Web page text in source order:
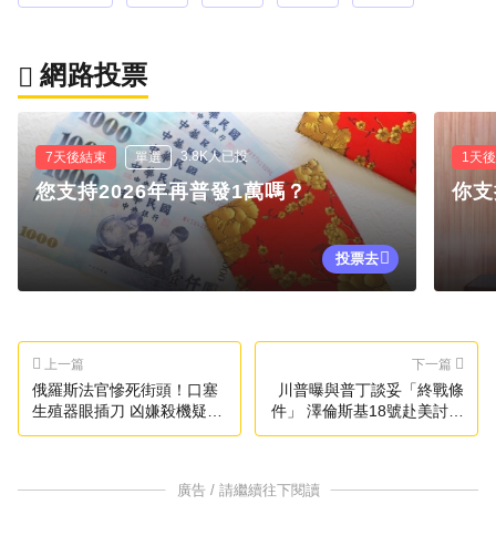
網路投票
7天後結束 單選 3.8K人已投
您支持2026年再普發1萬嗎？
投票去
1天
你
上一篇
俄羅斯法官慘死街頭！口塞
生殖器眼插刀 凶嫌殺機疑曝
光
下一篇
川普曝與普丁談妥「終戰條
件」 澤倫斯基18號赴美討論
細節
廣告 / 請繼續往下閱讀